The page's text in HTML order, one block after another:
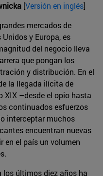
[Versión en inglés]
mercados de
y Europa, es
del negocio lleva
que pongan los
y distribución. En el
la llegada ilícita de
XIX –desde el opio hasta
continuados esfuerzos
interceptar muchos
encuentran nuevas
en el país un volumen
los últimos diez años ha